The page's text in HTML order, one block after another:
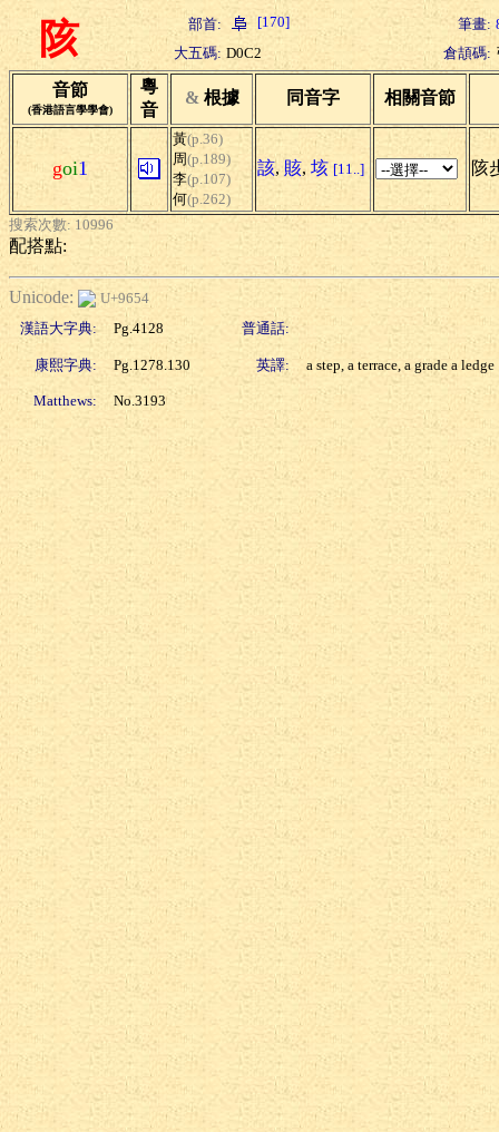
陔 部首: [170] 筆畫:
大五碼: D0C2 倉頡碼:
音節
(香港語言學學會)
粵
音
& 根據 同音字 相關音節
goi1
黃(p.36)
周(p.189)
李(p.107)
何(p.262)
該, 賅, 垓 [11..] 陔
搜索次數: 10996
配搭點:
Unicode:
U+9654
漢語大字典:
Pg.4128 普通話:
康熙字典: Pg.1278.130 英譯: a step, a terrace, a grade a ledge
Matthews: No.3193